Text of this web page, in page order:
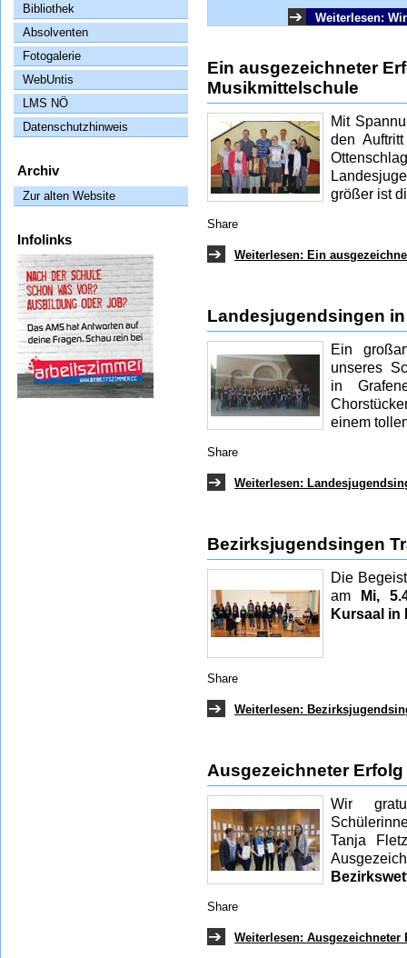
Bibliothek
Absolventen
Fotogalerie
WebUntis
LMS NÖ
Datenschutzhinweis
Archiv
Zur alten Website
Infolinks
Weiterlesen:
Ein ausgezeichneter
Musikmittelschule
Mit
den
größer ist
Share
Weiterlesen: Ein
Landesjugendsingen
Ein
unseres
in
einem
Share
Weiterlesen:
Bezirksjugendsingen
Die
am
Mi,
Kursaal in
Share
Weiterlesen:
Ausgezeichneter
Wir
Tanja
Share
Weiterlesen: